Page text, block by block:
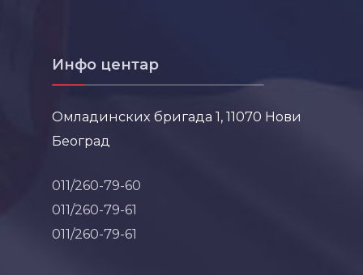
Инфо центар
Омладинских бригада 1, 11070 Нови
Београд
011/260-79-60
011/260-79-61
011/260-79-61